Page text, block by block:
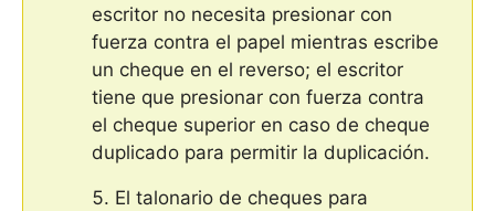
escritor no necesita presionar con
fuerza contra el papel mientras escribe
un cheque en el reverso; el escritor
tiene que presionar con fuerza contra
el cheque superior en caso de cheque
duplicado para permitir la duplicación.
El talonario de cheques para